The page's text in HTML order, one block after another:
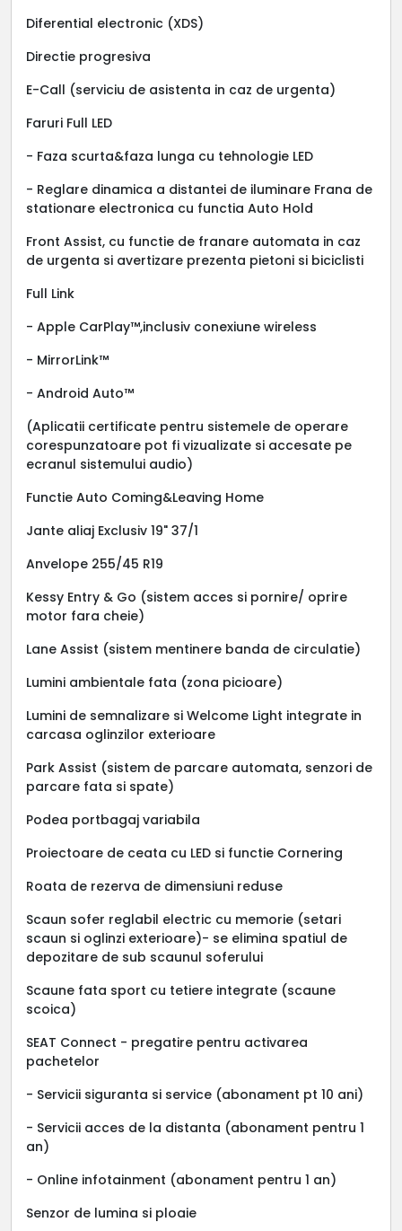
Diferential electronic (XDS)
Directie progresiva
E-Call (serviciu de asistenta in caz de urgenta)
Faruri Full LED
- Faza scurta&faza lunga cu tehnologie LED
- Reglare dinamica a distantei de iluminare Frana de
stationare electronica cu functia Auto Hold
Front Assist, cu functie de franare automata in caz
de urgenta si avertizare prezenta pietoni si biciclisti
Full Link
- Apple CarPlay™,inclusiv conexiune wireless
- MirrorLink™
- Android Auto™
(Aplicatii certificate pentru sistemele de operare
corespunzatoare pot fi vizualizate si accesate pe
ecranul sistemului audio)
Functie Auto Coming&Leaving Home
Jante aliaj Exclusiv 19" 37/1
Anvelope 255/45 R19
Kessy Entry & Go (sistem acces si pornire/ oprire
motor fara cheie)
Lane Assist (sistem mentinere banda de circulatie)
Lumini ambientale fata (zona picioare)
Lumini de semnalizare si Welcome Light integrate in
carcasa oglinzilor exterioare
Park Assist (sistem de parcare automata, senzori de
parcare fata si spate)
Podea portbagaj variabila
Proiectoare de ceata cu LED si functie Cornering
Roata de rezerva de dimensiuni reduse
Scaun sofer reglabil electric cu memorie (setari
scaun si oglinzi exterioare)- se elimina spatiul de
depozitare de sub scaunul soferului
Scaune fata sport cu tetiere integrate (scaune
scoica)
SEAT Connect - pregatire pentru activarea
pachetelor
- Servicii siguranta si service (abonament pt 10 ani)
- Servicii acces de la distanta (abonament pentru 1
an)
- Online infotainment (abonament pentru 1 an)
Senzor de lumina si ploaie